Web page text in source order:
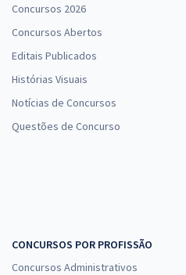
Concursos 2026
Concursos Abertos
Editais Publicados
Histórias Visuais
Notícias de Concursos
Questões de Concurso
CONCURSOS POR PROFISSÃO
Concursos Administrativos